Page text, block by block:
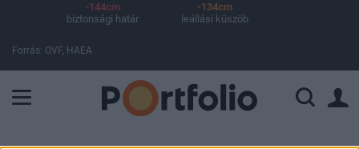
-144cm
biztonsági határ
-134cm
leállási küszöb
Forrás: OVF, HAEA